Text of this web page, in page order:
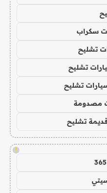
سكراب
تشليح
تشليح
تشليح
مصدومة
تشليح
!